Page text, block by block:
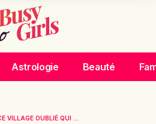
Astrologie Beauté
VILLAGE OUBLIÉ QUI ...